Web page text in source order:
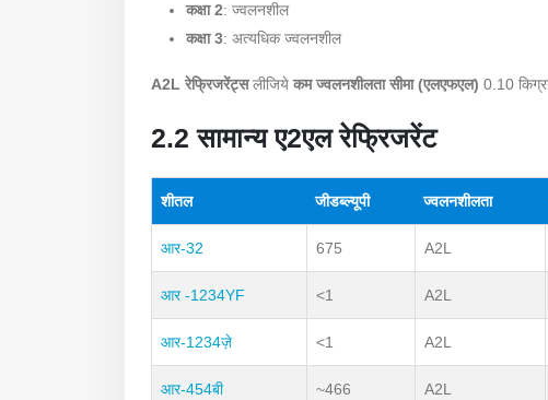
कक्षा 2: ज्वलनशील
कक्षा 3: अत्यधिक ज्वलनशील
A2L रेफ्रिजरेंट्सलीजिये कम ज्वलनशीलता सीमा (एलएफएल) 0.10
2.2 सामान्य ए2एल रेफ्रिजरेंट
शीतल जीडब्ल्यूपी ज्वलनशीलता
आर-32 675 A2L
आर -1234YF <1 A2L
आर-1234ज़े <1 A2L
आर-454बी ~466 A2L